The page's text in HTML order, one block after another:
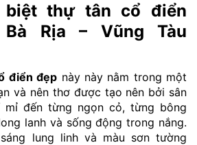
biệt thự tân cổ điển
Rịa – Vũng Tàu
điển đẹp này này nằm trong một
và nên thơ được tạo nên bởi sân
đến từng ngọn cỏ, từng bông
lanh và sống động trong nắng.
lung linh và màu sơn tường